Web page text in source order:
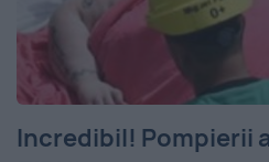
Incredibil! Pompierii